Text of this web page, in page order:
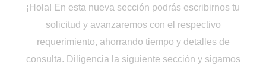
¡Hola! En esta nueva sección podrás escribirnos tu
solicitud y avanzaremos con el respectivo
requerimiento, ahorrando tiempo y detalles de
consulta. Diligencia la siguiente sección y sigamos